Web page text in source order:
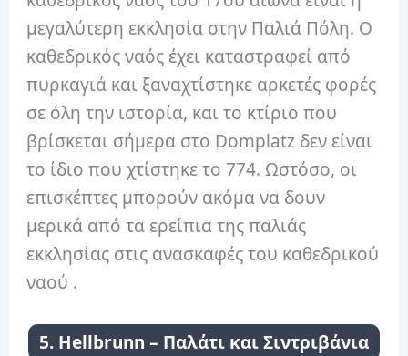
μεγαλύτερη εκκλησία στην Παλιά Πόλη. Ο
καθεδρικός ναός έχει καταστραφεί από
πυρκαγιά και ξαναχτίστηκε αρκετές φορές
σε όλη την ιστορία, και το κτίριο που
βρίσκεται σήμερα στο Domplatz δεν είναι
το ίδιο που χτίστηκε το 774. Ωστόσο, οι
επισκέπτες μπορούν ακόμα να δουν
μερικά από τα ερείπια της παλιάς
εκκλησίας στις ανασκαφές του καθεδρικού
ναού .
5. Hellbrunn – Παλάτι και Σιντριβάνια